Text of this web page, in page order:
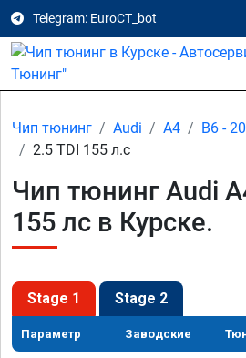
Telegram: EuroCT_bot
Чип тюнинг Audi A4 B6 -
2.5 TDI 155 л.с
Чип тюнинг Audi
155 лс в Курске.
Stage 1 Stage 2
Параметр Заводские